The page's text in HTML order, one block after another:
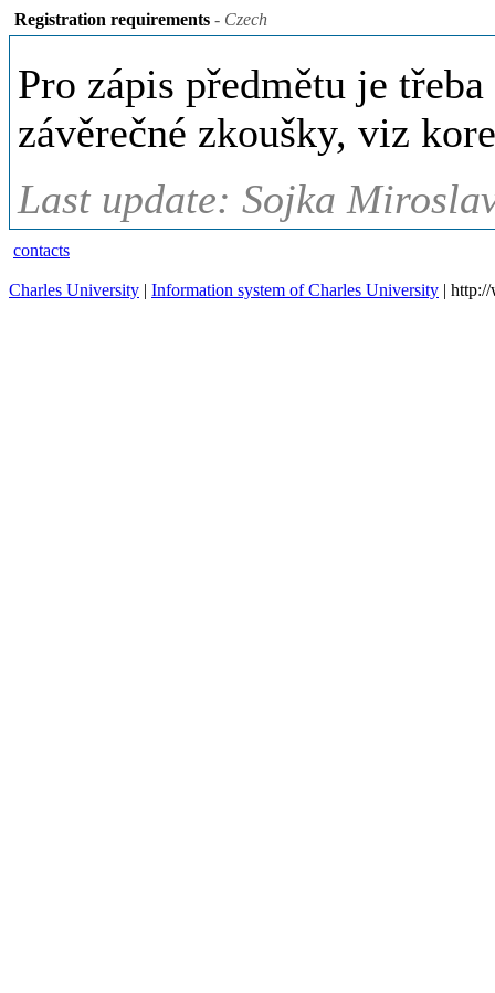
Registration requirements - Czech
Pro zápis předmětu je
závěrečné zkoušky, viz
Last update: Sojka
contacts
Charles University | Information system of Charles University |